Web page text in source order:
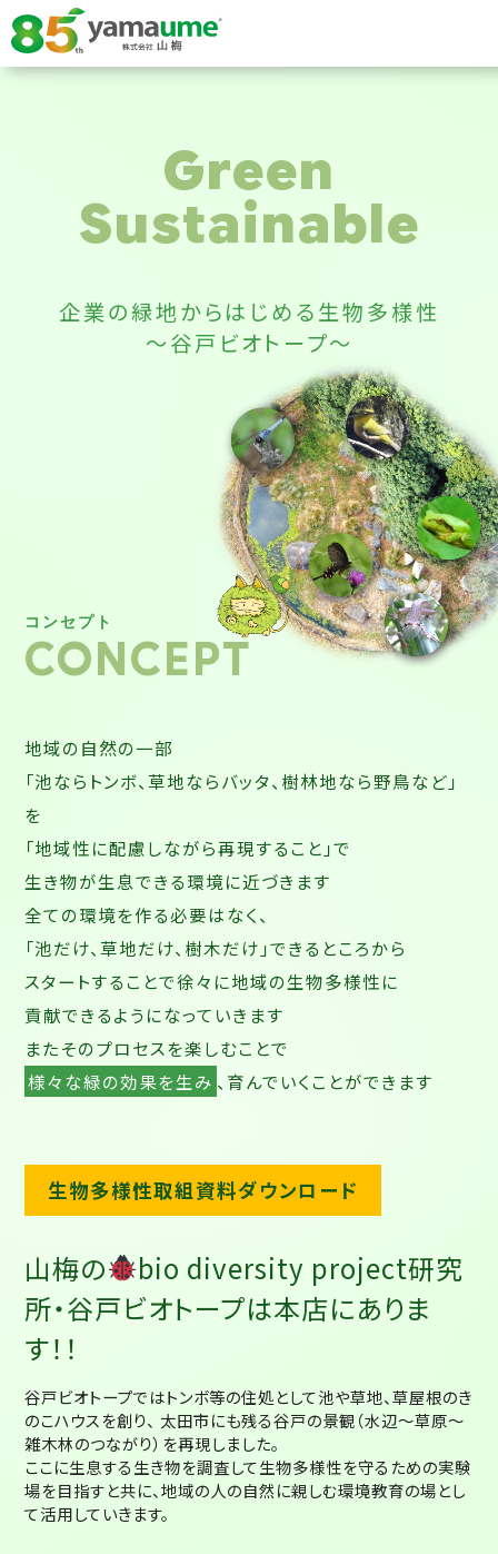
Green
Sustainable
企業の緑地からはじめる生物多様性
～谷戸ビオトープ～
コンセプト
CONCEPT
地域の自然の一部
「池ならトンボ、草地ならバッタ、樹林地なら野鳥など」
を
「地域性に配慮しながら再現すること」で
生き物が生息できる環境に近づきます
全ての環境を作る必要はなく、
「池だけ、草地だけ、樹木だけ」できるところから
スタートすることで徐々に地域の生物多様性に
貢献できるようになっていきます
またそのプロセスを楽しむことで
様々な緑の効果を生み 、育んでいくことができます
生物多様性取組資料ダウンロード
山梅の
bio diversity project研究
所・谷戸ビオトープは本店にありま
す！！
谷戸ビオトープではトンボ等の住処として池や草地、草屋根のき
のこハウスを創り、 太田市にも残る谷戸の景観（水辺～草原～
雑木林のつながり）を再現しました。
ここに生息する生き物を調査して生物多様性を守るための実験
場を目指すと共に、地域の人の自然に親しむ環境教育の場とし
て活用していきます。